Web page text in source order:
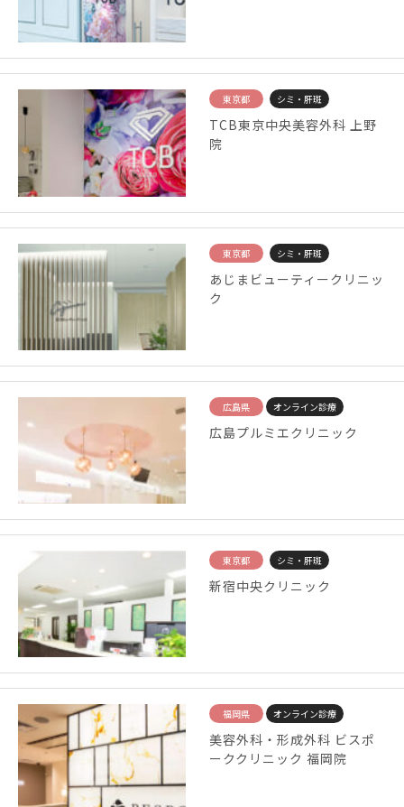
東京都 シミ・肝斑
TCB東京中央美容外科 上野
院
東京都 シミ・肝斑
あじまビューティークリニッ
ク
広島県 オンライン診療
広島プルミエクリニック
東京都 シミ・肝斑
新宿中央クリニック
福岡県 オンライン診療
美容外科・形成外科 ビスポ
ーククリニック 福岡院